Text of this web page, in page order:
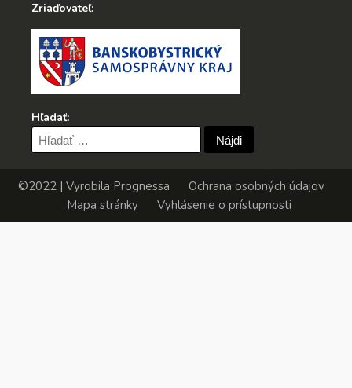
Zriaďovateľ:
Hľadať:
Hľadať:
©2022 | Vyrobila Prognessa
Ochrana osobných údajov
Mapa stránky
Vyhlásenie o prístupnosti